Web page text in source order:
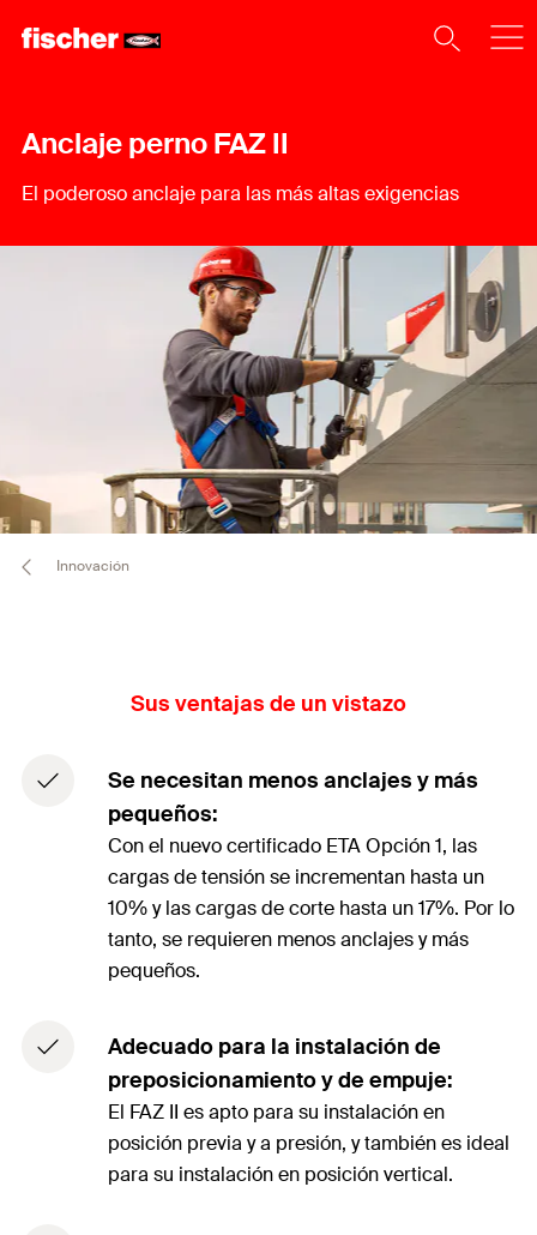
Anclaje perno FAZ II
El poderoso anclaje para las más altas exigencias
Innovación
Sus ventajas de un vistazo
Se necesitan menos anclajes y más
pequeños:
Con el nuevo certificado ETA Opción 1, las
cargas de tensión se incrementan hasta un
10% y las cargas de corte hasta un 17%. Por lo
tanto, se requieren menos anclajes y más
pequeños.
Adecuado para la instalación de
preposicionamiento y de empuje:
El FAZ II es apto para su instalación en
posición previa y a presión, y también es ideal
para su instalación en posición vertical.